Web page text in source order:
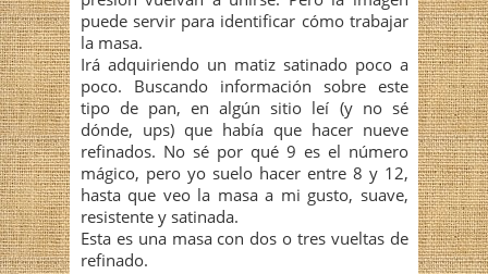
puede servir para identificar cómo trabajar
la masa.
Irá adquiriendo un matiz satinado poco a
poco. Buscando información sobre este
tipo de pan, en algún sitio leí (y no sé
dónde, ups) que había que hacer nueve
refinados. No sé por qué 9 es el número
mágico, pero yo suelo hacer entre 8 y 12,
hasta que veo la masa a mi gusto, suave,
resistente y satinada.
Esta es una masa con dos o tres vueltas de
refinado.